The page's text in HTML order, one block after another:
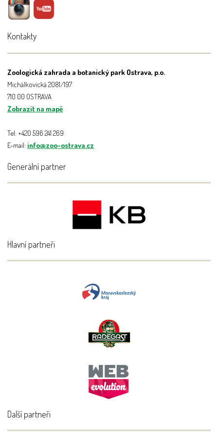
Kontakty
Zoologická zahrada a botanický park Ostrava, p.o.
Michálkovická 2081/197
710 00 OSTRAVA
Zobrazit na mapě
Tel: +420 596 241 269
E-mail: info@zoo-ostrava.cz
Generální partner
Hlavní partneři
Další partneři